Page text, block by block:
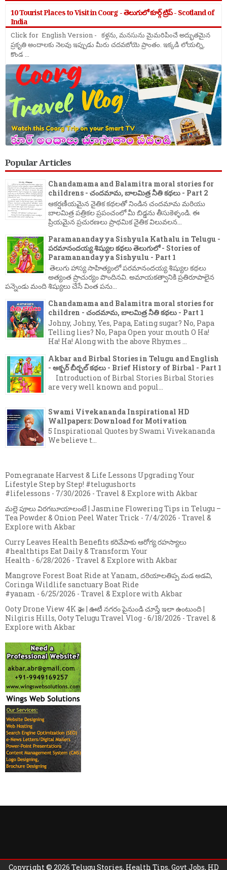
10 Tourist Places to Visit in Coorg - తెలుగులో కూర్గ్ ట్రిప్ - Scotland of
India
Click for English Version - కళ్లను, మనసును మైమరిపించే అద్భుతమైన
ప్రకృతి అందాలకు నెలవు ఇప్పుడు మీరు చదవబోయె ప్రాంతం. ఇక్కడి లోయల్ని,
కొండ ...
Popular Articles
Chandamama and Balamitra moral stories for
childrens - చందమామ, బాలమిత్ర నీతి కథలు - Part 2
ఆకర్షణీయమైన నైతిక కథలతో నిండిన చందమామ మరియు
బాలమిత్ర పత్రికల ప్రపంచంలో మీ బిడ్డను తీసుకెళ్ళండి. ఈ
ప్రియమైన ప్రచురణలు ప్రాథమిక నైతిక విలువలన...
Paramanandayya Sishyula Kathalu in Telugu -
పరమానందయ్య శిష్యుల కథలు తెలుగులో - Stories of
Paramanandayya Sishyulu - Part 1
తెలుగు హాస్య సాహిత్యంలో పరమానందయ్య శిష్యుల కథలు
అత్యంత ప్రాచుర్యం పొందినవి. అమాయకత్వానికి ప్రతిరూపాలైన
పన్నెండు మంది శిష్యులు చేసే వింత పను...
Chandamama and Balamitra moral stories for
children - చందమామ, బాలమిత్ర నీతి కథలు - Part 1
Johny, Johny, Yes, Papa, Eating sugar? No, Papa
Telling lies? No, Papa Open your mouth O Ha!
Ha! Ha! Along with the above Rhymes ...
Akbar and Birbal Stories in Telugu and English
- అక్బర్ బీర్బల్ కథలు - Brief History of Birbal - Part 1
Introduction of Birbal Stories Birbal Stories
are very well known and popul...
Swami Vivekananda Inspirational HD
Wallpapers: Download for Motivation
5 Inspirational Quotes by Swami Vivekananda
We believe t...
Pomegranate Harvest & Life Lessons Upgrading Your
Lifestyle Step by Step! #telugushorts
#lifelessons - 7/30/2026 - Travel & Explore with Akbar
మల్లె పూలు విరగబూయాలంటే | Jasmine Flowering Tips in Telugu –
Tea Powder & Onion Peel Water Trick - 7/4/2026 - Travel &
Explore with Akbar
Curry Leaves Health Benefits కరివేపాకు ఆరోగ్య రహస్యాలు
#healthtips Eat Daily & Transform Your
Health - 6/28/2026 - Travel & Explore with Akbar
Mangrove Forest Boat Ride at Yanam, దరియాలతిప్ప మడ అడవి,
Coringa Wildlife sanctuary Boat Ride
#yanam - 6/25/2026 - Travel & Explore with Akbar
Ooty Drone View 4K 🚁 | ఊటీ నగరం పైనుండి చూస్తే ఇలా ఉంటుంది |
Nilgiris Hills, Ooty Telugu Travel Vlog - 6/18/2026 - Travel &
Explore with Akbar
Copyright © 2026 Telugu Stories, Health Tips, Govt Jobs, HD